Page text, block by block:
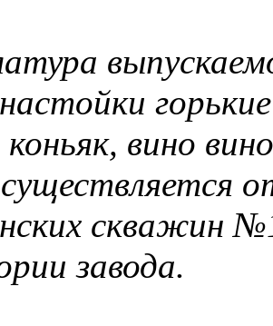
коньяк, вино
скважин
завода.